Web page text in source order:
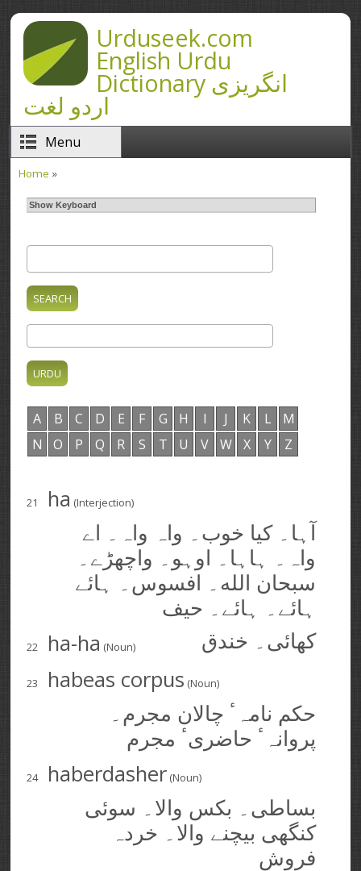
Skip to main contentUrduseek.com
English Urdu
Dictionary انگریزی
اردو لغت
Menu
Home »
Show Keyboard
A B C D E F G H I J K L
M
N
O P Q R S T U V W X Y Z
21 ha (Interjection)
آہا۔ کیا خوب۔ واہ واہ۔ اے
واہ۔ ہاہا۔ اوہو۔ واچھڑے۔
سبحان الله۔ افسوس۔ ہائے
ہائے۔ ہائے۔ حیف
22 ha-ha (Noun) کھائی۔ خندق
23 habeas corpus (Noun)
حکم نامہٴ چالان مجرم۔
پروانہٴ حاضریٴ مجرم
24 haberdasher (Noun)
بساطی۔ بکس والا۔ سوئی
کنگھی بیچنے والا۔ خردہ
فروش